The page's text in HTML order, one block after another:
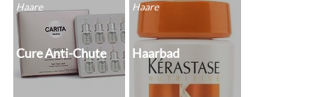
Haare
Cure Anti-Chute
Haare
Haarbad